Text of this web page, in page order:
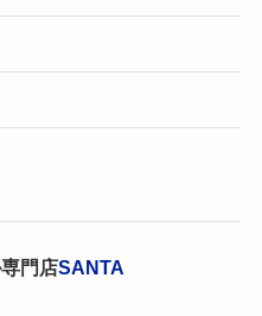
門店SANTA